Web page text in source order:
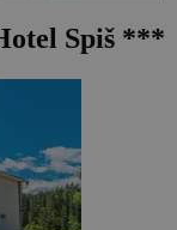
Spiš ***